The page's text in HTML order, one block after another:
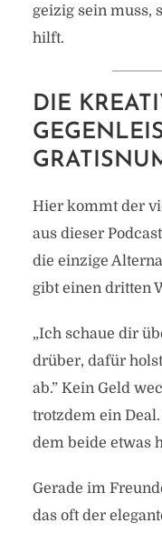
geizig sein muss,
hilft.
DIE
Hier kommt der
aus dieser
die einzige
gibt einen dritten
„Ich schaue dir
drüber, dafür
ab.” Kein Geld
trotzdem ein
dem beide etwas
Gerade im
das oft der